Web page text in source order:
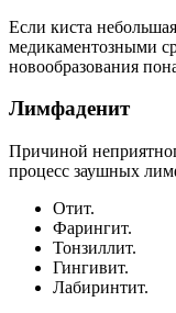
Если киста
медикаментозными
новообразования
Лимфаденит
Причиной
процесс заушных
Отит.
Фарингит.
Тонзиллит.
Гингивит.
Лабиринтит.